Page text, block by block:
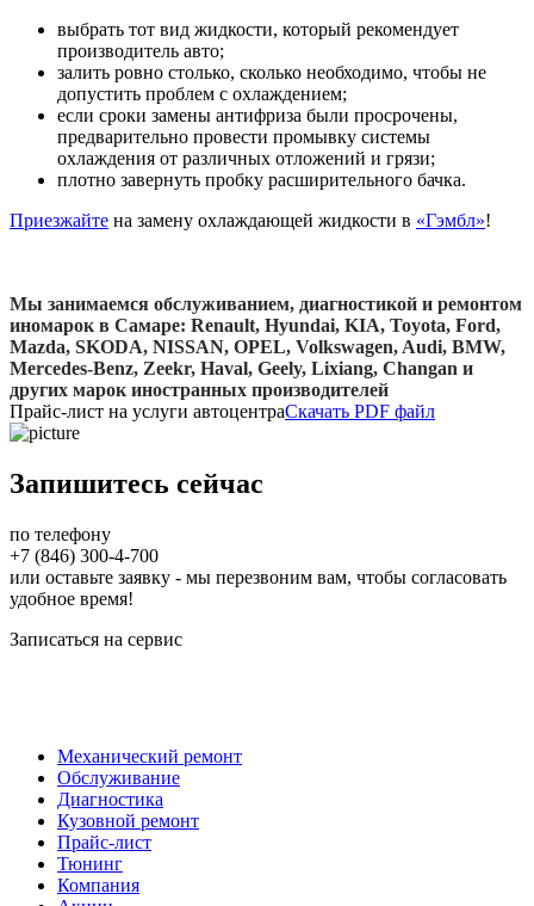
выбрать тот вид жидкости, который рекомендует
производитель авто;
залить ровно столько, сколько необходимо, чтобы не
допустить проблем с охлаждением;
если сроки замены антифриза были просрочены,
предварительно провести промывку системы
охлаждения от различных отложений и грязи;
плотно завернуть пробку расширительного бачка.
Приезжайте на замену охлаждающей жидкости в «Гэмбл»!
Мы занимаемся обслуживанием, диагностикой и ремонтом
иномарок в Самаре: Renault, Нyundai, KIA, Toyota, Ford,
Mazda, SKODA, NISSAN, OPEL, Volkswagen, Audi, BMW,
Mercedes-Benz, Zeekr, Haval, Geely, Lixiang, Changan и
других марок иностранных производителей
Прайс-лист на услуги автоцентраСкачать PDF файл
Запишитесь сейчас
по телефону
+7 (846) 300-4-700
или оставьте заявку - мы перезвоним вам, чтобы согласовать
удобное время!
Записаться на сервис
Механический ремонт
Обслуживание
Диагностика
Кузовной ремонт
Прайс-лист
Тюнинг
Компания